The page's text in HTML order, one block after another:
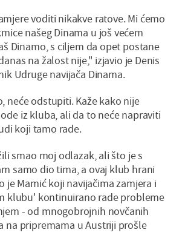
voditi nikakve ratove. Mi ćemo
našeg Dinama u još većem
Dinamo, s ciljem da opet postane
na žalost nije,'' izjavio je Denis
Udruge navijača Dinama.
neće odstupiti. Kaže kako nije
iz kluba, ali da to neće napraviti
koji tamo rade.
smao moj odlazak, ali što je s
samo dio tima, a ovaj klub hrani
je Mamić koji navijačima zamjera i
klubu' kontinuirano rade probleme
- od mnogobrojnih novčanih
na pripremama u Austriji prošle